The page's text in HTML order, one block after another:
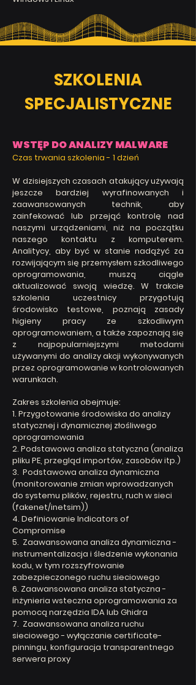
SZKOLENIA
SPECJALISTYCZNE
WSTĘP DO ANALIZY MALWARE
Czas trwania szkolenia - 1 dzień
W dzisiejszych czasach atakujący używają
jeszcze bardziej wyrafinowanych i
zaawansowanych technik, aby
zainfekować lub przejąć kontrolę nad
naszymi urządzeniami, niż na początku
naszego kontaktu z komputerem.
Analitycy, aby być w stanie nadążyć za
rozwijającym się przemysłem szkodliwego
oprogramowania, muszą ciągle
aktualizować swoją wiedzę. W trakcie
szkolenia uczestnicy przygotują
środowisko testowe, poznają zasady
higieny pracy ze szkodliwym
oprogramowaniem, a także zapoznają się
z najpopularniejszymi metodami
używanymi do analizy akcji wykonywanych
przez oprogramowanie w kontrolowanych
warunkach.
Zakres szkolenia obejmuje:
1. Przygotowanie środowiska do analizy
statycznej i dynamicznej złośliwego
oprogramowania
2. Podstawowa analiza statyczna (analiza
pliku PE, przegląd importów, zasobów itp.)
3. Podstawowa analiza dynamiczna
(monitorowanie zmian wprowadzanych
do systemu plików, rejestru, ruch w sieci
(fakenet/inetsim))
4. Definiowanie Indicators of
Compromise
5. Zaawansowana analiza dynamiczna -
instrumentalizacja i śledzenie wykonania
kodu, w tym rozszyfrowanie
zabezpieczonego ruchu sieciowego
6. Zaawansowana analiza statyczna -
inżynieria wsteczna oprogramowania za
pomocą narzędzia IDA lub Ghidra
7. Zaawansowana analiza ruchu
sieciowego - wyłączanie certificate-
pinningu, konfiguracja transparentnego
serwera proxy